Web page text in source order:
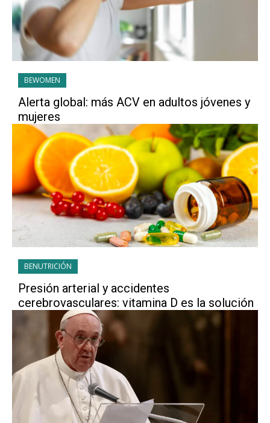
BEWOMEN
Alerta global: más ACV en adultos jóvenes y
mujeres
BENUTRICIÓN
Presión arterial y accidentes
cerebrovasculares: vitamina D es la solución